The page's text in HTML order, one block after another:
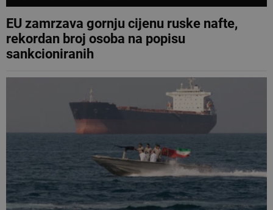
EU zamrzava gornju cijenu ruske nafte,
rekordan broj osoba na popisu
sankcioniranih